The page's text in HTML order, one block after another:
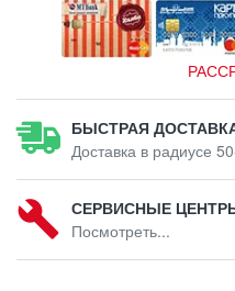
БЫСТРАЯ
Доставка в радиусе
СЕРВИСНЫЕ
Посмотреть...